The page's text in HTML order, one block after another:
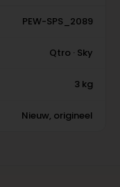
PEW-SPS_2089
Qtro · Sky
3 kg
Nieuw, origineel